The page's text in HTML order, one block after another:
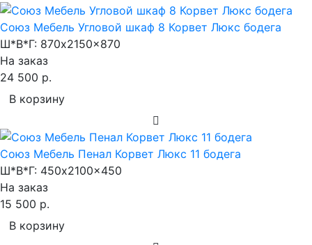
Союз Мебель Угловой шкаф 8 Корвет Люкс бодега
Ш*В*Г: 870x2150x870
На заказ
24 500 р.
В корзину
Союз Мебель Пенал Корвет Люкс 11 бодега
Ш*В*Г: 450x2100x450
На заказ
15 500 р.
В корзину